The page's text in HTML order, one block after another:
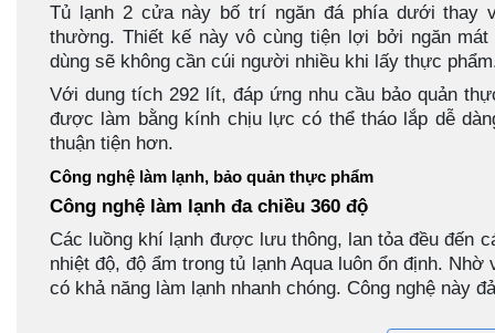
Tủ lạnh 2 cửa này bố trí ngăn đá phía dưới thay
thường. Thiết kế này vô cùng tiện lợi bởi ngăn
dùng sẽ không cần cúi người nhiều khi lấy thực
Với dung tích 292 lít, đáp ứng nhu cầu bảo quản
được làm bằng kính chịu lực có thể tháo lắp dễ
thuận tiện hơn.
Công nghệ làm lạnh, bảo quản thực phẩm
Công nghệ làm lạnh đa chiều 360 độ
Các luồng khí lạnh được lưu thông, lan tỏa đều đến
nhiệt độ, độ ẩm trong tủ lạnh Aqua luôn ổn định.
có khả năng làm lạnh nhanh chóng. Công nghệ này